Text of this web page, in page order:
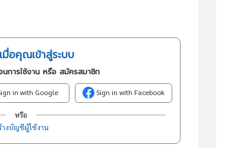
มื่อคุณเข้าสู่ระบบ
นการใช้งาน หรือ สมัครสมาชิก
in with Google Sign in with Facebook
หรือ
างบัญชีผู้ใช้งาน